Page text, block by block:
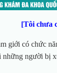
[Tôi
giới có chức
người bị